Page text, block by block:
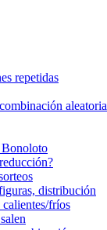
repetidas
aleatoria
Bonoloto
distribución
calientes/fríos